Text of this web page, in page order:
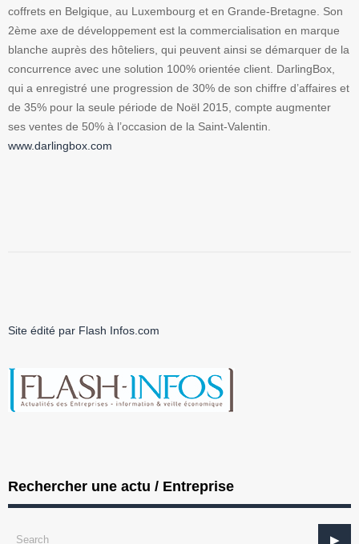
coffrets en Belgique, au Luxembourg et en Grande-Bretagne. Son
2ème axe de développement est la commercialisation en marque
blanche auprès des hôteliers, qui peuvent ainsi se démarquer de la
concurrence avec une solution 100% orientée client. DarlingBox,
qui a enregistré une progression de 30% de son chiffre d’affaires et
de 35% pour la seule période de Noël 2015, compte augmenter
ses ventes de 50% à l’occasion de la Saint-Valentin.
www.darlingbox.com
Site édité par Flash Infos.com
Rechercher une actu / Entreprise